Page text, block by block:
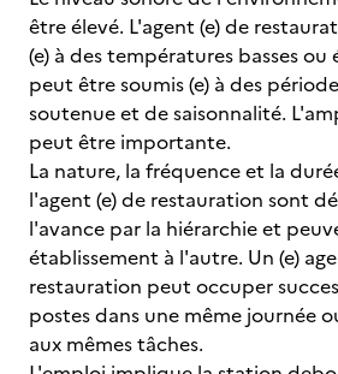
être élevé. L'agent (e) de
(e) à des températures basses ou
peut être soumis (e) à des
soutenue et de saisonnalité.
peut être importante.
La nature, la fréquence et la
l'agent (e) de restauration sont
l'avance par la hiérarchie et
établissement à l'autre. Un (e)
restauration peut occuper
postes dans une même journée
aux mêmes tâches.